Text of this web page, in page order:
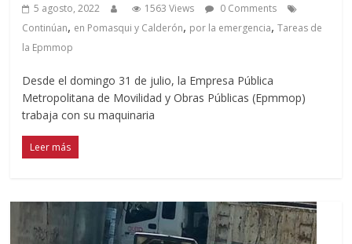
5 agosto, 2022 1563 Views
0 Comments
Continúan, en Pomasqui y Calderón, por la emergencia,Tareas de
la Epmmop
Desde el domingo 31 de julio, la Empresa Pública
Metropolitana de Movilidad y Obras Públicas (Epmmop)
trabaja con su maquinaria
Leer más